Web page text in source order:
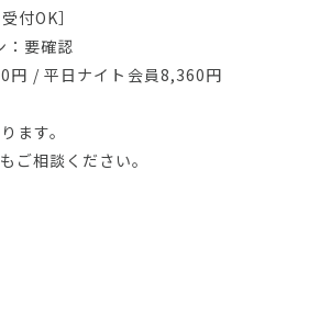
付OK］
要確認
/ 平日ナイト会員8,360円
ます。
ご相談ください。